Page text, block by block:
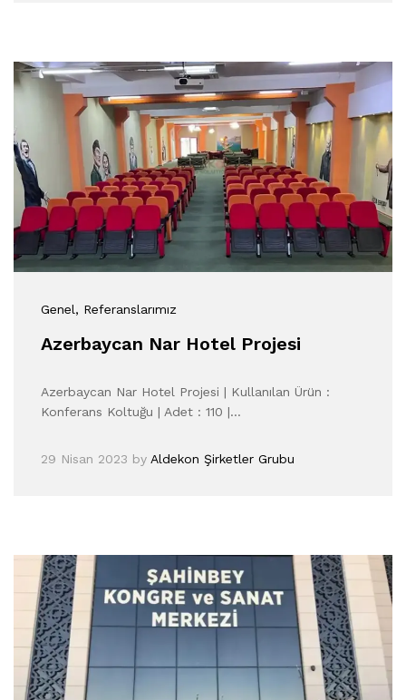
Genel, Referanslarımız
Azerbaycan Nar Hotel Projesi
Azerbaycan Nar Hotel Projesi | Kullanılan Ürün :
Konferans Koltuğu | Adet : 110 |…
29 Nisan 2023 by Aldekon Şirketler Grubu